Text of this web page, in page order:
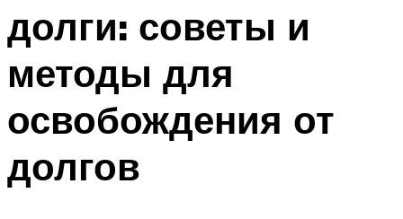
долги: советы и
методы для
освобождения от
долгов